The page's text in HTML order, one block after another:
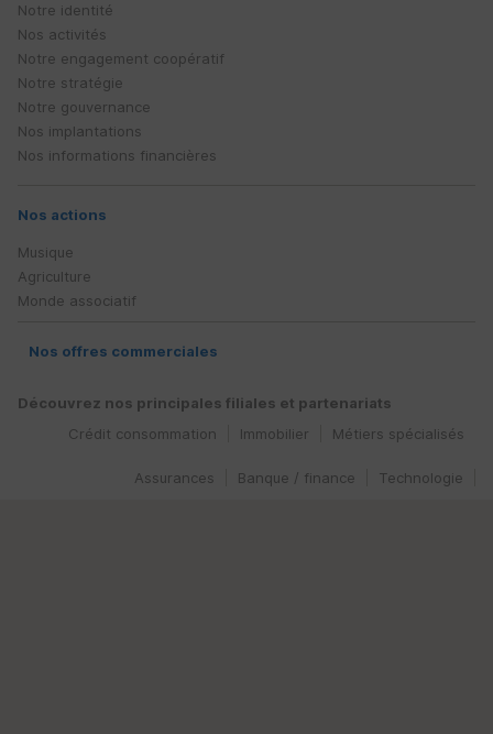
Notre identité
Nos activités
Notre engagement coopératif
Notre stratégie
Notre gouvernance
Nos implantations
Nos informations financières
Nos actions
Musique
Agriculture
Monde associatif
Nos offres commerciales
Découvrez nos principales filiales et partenariats
Métiers spécialisés
Immobilier
Crédit consommation
Technologie
Banque / finance
Assurances